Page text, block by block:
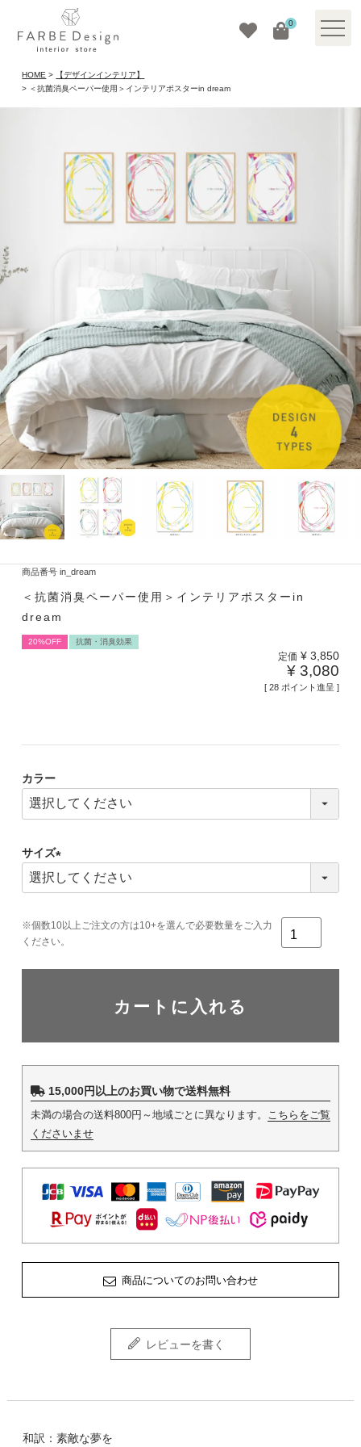
0
HOME
【デザインインテリア】
＜抗菌消臭ペーパー使用＞インテリアポスターin dream
商品番号 in_dream
＜抗菌消臭ペーパー使用＞インテリアポスターin
dream
20%OFF 抗菌・消臭効果
定価 ¥ 3,850
¥ 3,080
[ 28 ポイント進呈 ]
サイズ
(必
須)
カラー
カートに入れる
15,000円以上のお買い物で送料無料
未満の場合の送料800円～地域ごとに異なります。 こちらをご覧
くださいませ
商品についてのお問い合わせ
レビューを書く
和訳：素敵な夢を